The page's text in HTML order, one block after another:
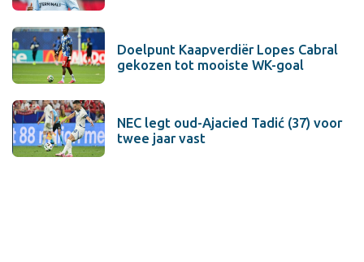
Doelpunt Kaapverdiër Lopes Cabral
gekozen tot mooiste WK-goal
NEC legt oud-Ajacied Tadić (37) voor
twee jaar vast